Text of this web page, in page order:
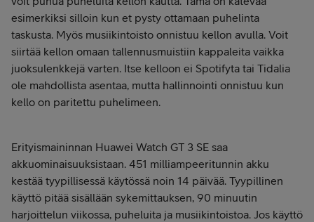
esimerkiksi silloin kun et pysty ottamaan puhelinta
taskusta. Myös musiikintoisto onnistuu kellon avulla. Voit
siirtää kellon omaan tallennusmuistiin kappaleita vaikka
juoksulenkkejä varten. Itse kelloon ei Spotifyta tai Tidalia
ole mahdollista asentaa, mutta hallinnointi onnistuu kun
kello on paritettu puhelimeen.
Erityismaininnan Huawei Watch GT 3 SE saa
akkuominaisuuksistaan. 451 milliampeeritunnin akku
kestää tyypillisessä käytössä noin 14 päivää. Tyypillinen
käyttö pitää sisällään sykemittauksen, 90 minuutin
harjoittelun viikossa, puheluita ja musiikintoistoa. Jos käyttö